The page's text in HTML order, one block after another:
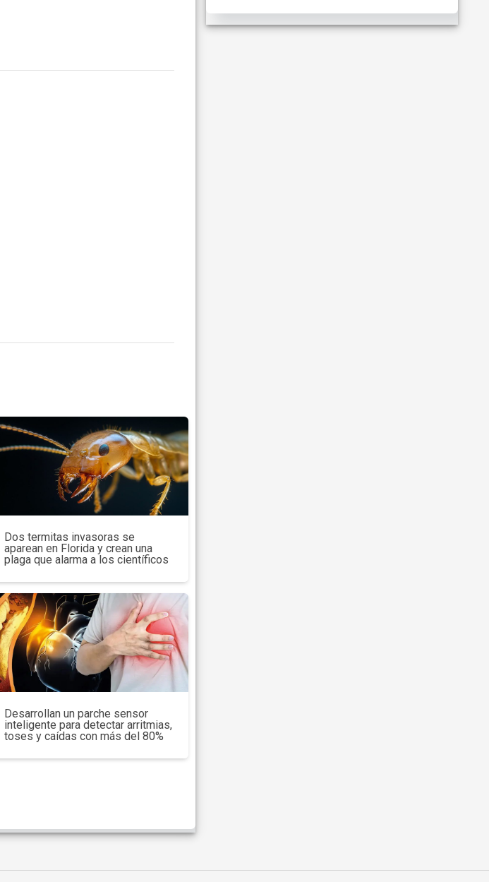
Dos termitas invasoras se
aparean en Florida y crean una
plaga que alarma a los científicos
Desarrollan un parche sensor
inteligente para detectar arritmias,
toses y caídas con más del 80%